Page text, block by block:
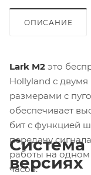
ОПИСАНИЕ
Lark M2 это
Hollyland c
размерами с
обеспечивает
бит с функцией
передачу
работы на одном
часов.
Система
версиях